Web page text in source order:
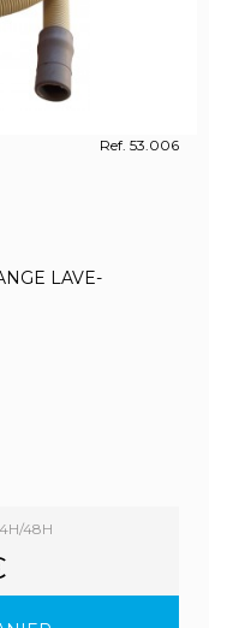
Ref. 53.006
LAVE-
48H